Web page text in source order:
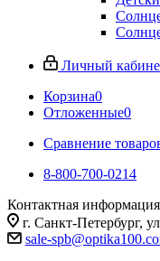
Личный
Корзина0
Отложенные0
Сравнение
8-800-700-0214
Контактная информация
г. Санкт-Петербург,
sale-